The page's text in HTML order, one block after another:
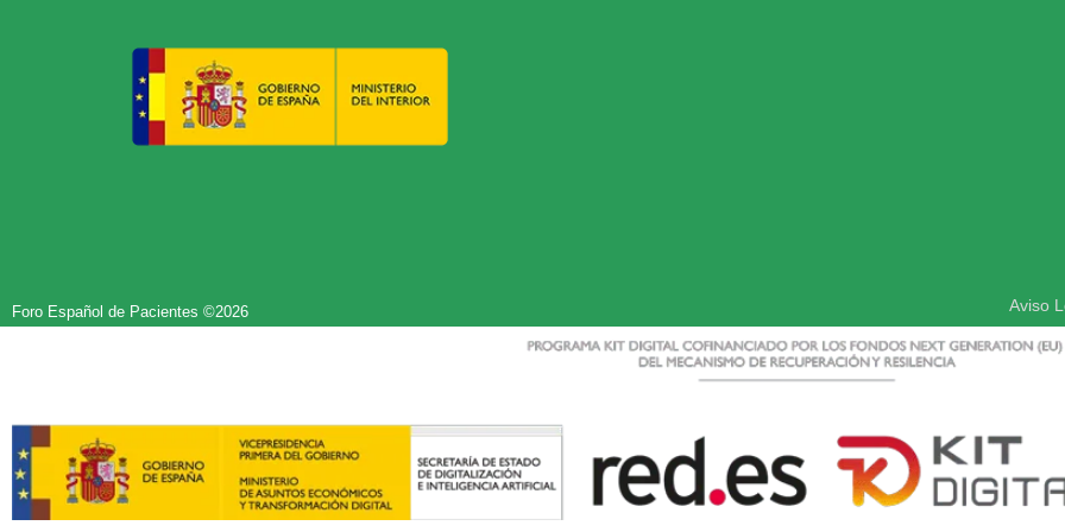
Foro Español de Pacientes ©2026 Aviso